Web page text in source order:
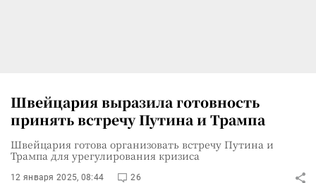
Швейцария выразила готовность
принять встречу Путина и Трампа
Швейцария готова организовать встречу Путина и
Трампа для урегулирования кризиса
12 января 2025, 08:44 26